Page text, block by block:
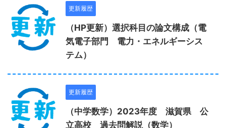
更新履歴
（HP更新）選択科目の論文構成（電
気電子部門 電力・エネルギーシス
テム）
更新履歴
（中学数学）2023年度 滋賀県 公
立高校 過去問解説（数学）